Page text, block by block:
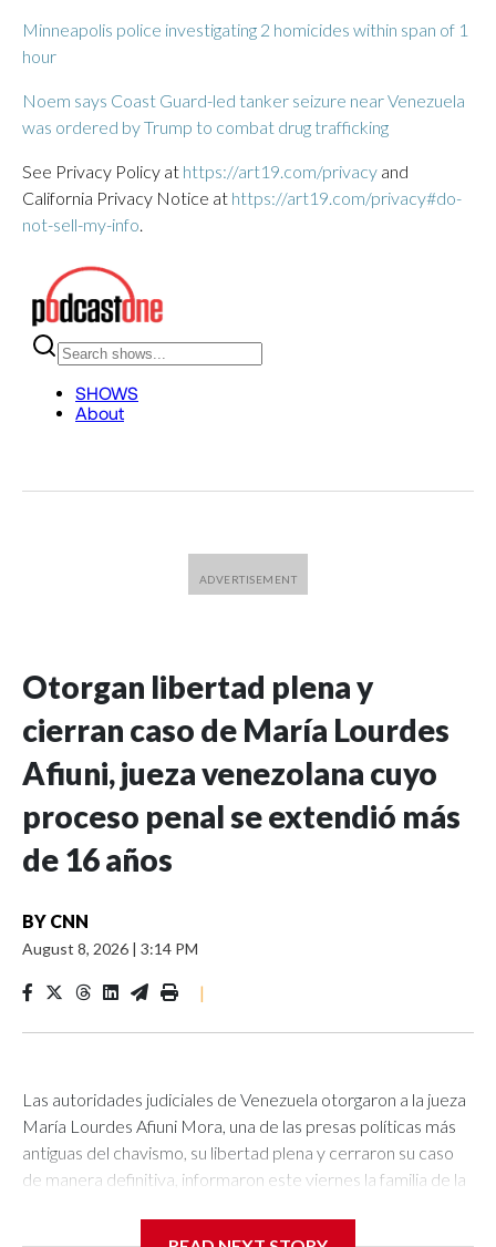
Minneapolis police investigating 2 homicides within span of 1
hour
Noem says Coast Guard-led tanker seizure near Venezuela
was ordered by Trump to combat drug trafficking
See Privacy Policy at https://art19.com/privacy and
California Privacy Notice at https://art19.com/privacy#do-
not-sell-my-info.
Otorgan libertad plena y
cierran caso de María Lourdes
Afiuni, jueza venezolana cuyo
proceso penal se extendió más
de 16 años
BY CNN
August 8, 2026 | 3:14 PM
|
Las autoridades judiciales de Venezuela otorgaron a la jueza
María Lourdes Afiuni Mora, una de las presas políticas más
antiguas del chavismo, su libertad plena y cerraron su caso
de manera definitiva, informaron este viernes la familia de la